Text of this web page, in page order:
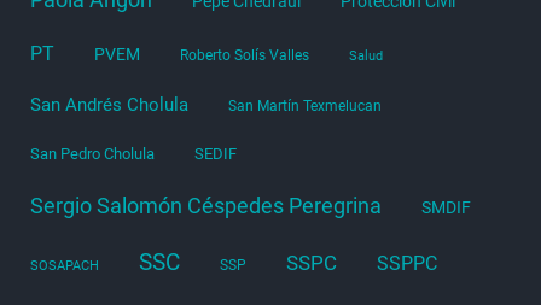
PT PVEM Roberto Solís Valles Salud
San Andrés Cholula San Martín Texmelucan
San Pedro Cholula SEDIF
Sergio Salomón Céspedes Peregrina SMDIF
SOSAPACH SSC SSP SSPC SSPPC